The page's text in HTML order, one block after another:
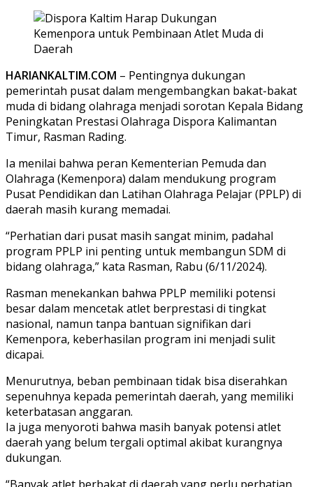
HARIANKALTIM.COM – Pentingnya dukungan
pemerintah pusat dalam mengembangkan bakat-bakat
muda di bidang olahraga menjadi sorotan Kepala Bidang
Peningkatan Prestasi Olahraga Dispora Kalimantan
Timur, Rasman Rading.
Ia menilai bahwa peran Kementerian Pemuda dan
Olahraga (Kemenpora) dalam mendukung program
Pusat Pendidikan dan Latihan Olahraga Pelajar (PPLP) di
daerah masih kurang memadai.
“Perhatian dari pusat masih sangat minim, padahal
program PPLP ini penting untuk membangun SDM di
bidang olahraga,” kata Rasman, Rabu (6/11/2024).
Rasman menekankan bahwa PPLP memiliki potensi
besar dalam mencetak atlet berprestasi di tingkat
nasional, namun tanpa bantuan signifikan dari
Kemenpora, keberhasilan program ini menjadi sulit
dicapai.
Menurutnya, beban pembinaan tidak bisa diserahkan
sepenuhnya kepada pemerintah daerah, yang memiliki
keterbatasan anggaran.
Ia juga menyoroti bahwa masih banyak potensi atlet
daerah yang belum tergali optimal akibat kurangnya
dukungan.